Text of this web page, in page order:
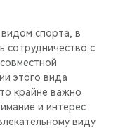
спорта, в
сотрудничество с
этого вида
крайне важно
и интерес
виду